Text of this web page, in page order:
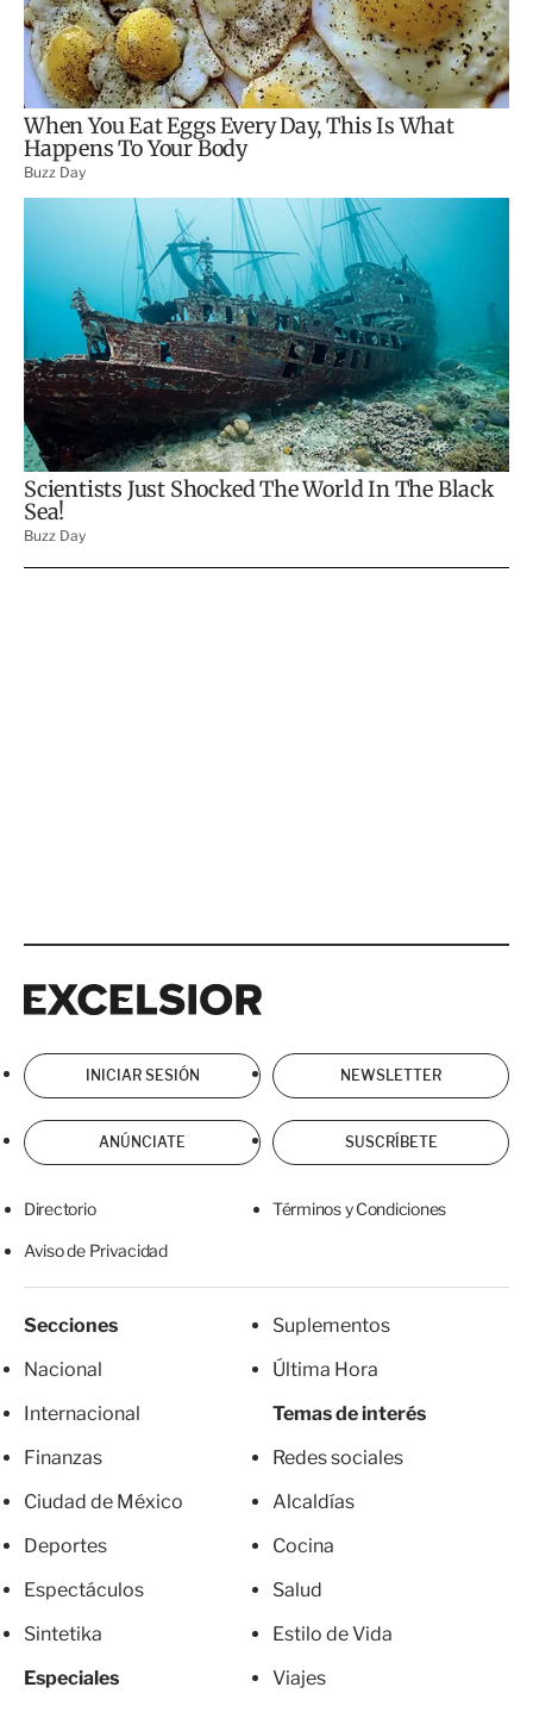
INICIAR SESIÓN NEWSLETTER
ANÚNCIATE SUSCRÍBETE
Directorio Términos y Condiciones
Aviso de Privacidad
Secciones
Nacional
Internacional
Finanzas
Ciudad de México
Deportes
Espectáculos
Sintetika
Especiales
Suplementos
Última Hora
Temas de interés
Redes sociales
Alcaldías
Cocina
Salud
Estilo de Vida
Viajes